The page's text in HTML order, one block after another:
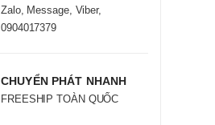
Zalo, Message, Viber,
0904017379
CHUYỂN PHÁT NHANH
FREESHIP TOÀN QUỐC